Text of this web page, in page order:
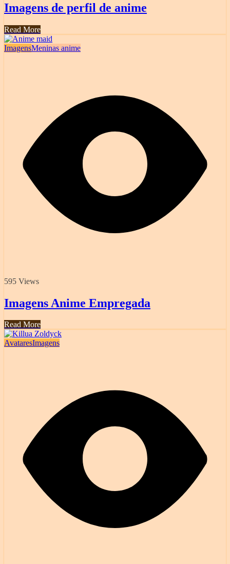
Imagens de perfil de anime
Read More
ImagensMeninas anime
595 Views
Imagens Anime Empregada
Read More
AvataresImagens